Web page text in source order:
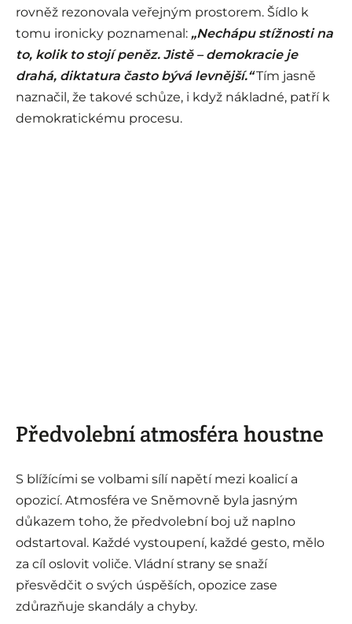
rovněž rezonovala veřejným prostorem. Šídlo k
tomu ironicky poznamenal: „Nechápu stížnosti na
to, kolik to stojí peněz. Jistě – demokracie je
drahá, diktatura často bývá levnější.“Tím jasně
naznačil, že takové schůze, i když nákladné, patří k
demokratickému procesu.
Předvolební atmosféra houstne
S blížícími se volbami sílí napětí mezi koalicí a
opozicí. Atmosféra ve Sněmovně byla jasným
důkazem toho, že předvolební boj už naplno
odstartoval. Každé vystoupení, každé gesto, mělo
za cíl oslovit voliče. Vládní strany se snaží
přesvědčit o svých úspěších, opozice zase
zdůrazňuje skandály a chyby.